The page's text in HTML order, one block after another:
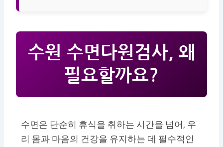
수원 수면다원검사, 왜
필요할까요?
수면은 단순히 휴식을 취하는 시간을 넘어, 우
리 몸과 마음의 건강을 유지하는 데 필수적인